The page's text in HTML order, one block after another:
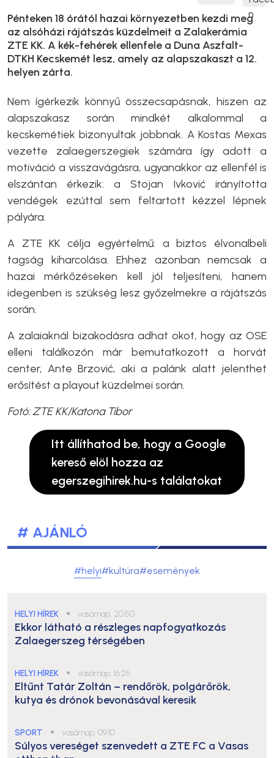
Pénteken 18 órától hazai környezetben kezdi meg
az alsóházi rájátszás küzdelmeit a Zalakerámia
ZTE KK. A kék-fehérek ellenfele a Duna Aszfalt-
DTKH Kecskemét lesz, amely az alapszakaszt a 12.
helyen zárta.
Nem ígérkezik könnyű összecsapásnak, hiszen az
alapszakasz során mindkét alkalommal a
kecskemétiek bizonyultak jobbnak. A Kostas Mexas
vezette zalaegerszegiek számára így adott a
motiváció a visszavágásra, ugyanakkor az ellenfél is
elszántan érkezik: a Stojan Ivković irányította
vendégek ezúttal sem feltartott kézzel lépnek
pályára.
A ZTE KK célja egyértelmű: a biztos élvonalbeli
tagság kiharcolása. Ehhez azonban nemcsak a
hazai mérkőzéseken kell jól teljesíteni, hanem
idegenben is szükség lesz győzelmekre a rájátszás
során.
A zalaiaknál bizakodásra adhat okot, hogy az OSE
elleni találkozón már bemutatkozott a horvát
center, Ante Brzović, aki a palánk alatt jelenthet
erősítést a playout küzdelmei során.
Fotó: ZTE KK/Katona Tibor
Itt állíthatod be, hogy a Google
kereső elöl hozza az
egerszegihirek.hu-s találatokat
# AJÁNLÓ
#helyi#kultúra#események
HELYI HÍREK ● vasárnap, 20:50
Ekkor látható a részleges napfogyatkozás
Zalaegerszeg térségében
HELYI HÍREK ● vasárnap, 16:26
Eltűnt Tatár Zoltán – rendőrök, polgárőrök,
kutya és drónok bevonásával keresik
SPORT ● vasárnap, 09:10
Súlyos vereséget szenvedett a ZTE FC a Vasas